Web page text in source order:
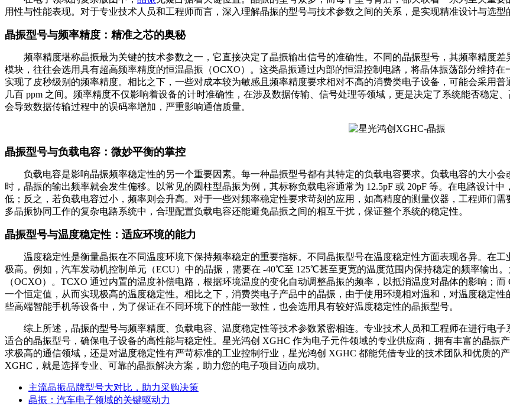
用性与性能表现。对于专业技术人员和工程师而言，深入理解晶振的型号与技术参数之间的关系，是实现精准设计与选型
晶振型号与频率精度：精准之芯的奥秘
频率精度堪称晶振最为关键的技术参数之一，它直接决定了晶振输出信号的准确性。不同的晶振型号，其频率精度差
模块，往往会选用具有超高频率精度的恒温晶振（OCXO）。这类晶振通过内部的恒温控制电路，将晶体振荡部分维持
实现了皮秒级别的频率精度。相比之下，一些对成本较为敏感且频率精度要求相对不高的消费类电子设备，可能会采用普
几百 ppm 之间。频率精度不仅影响着设备的计时准确性，在涉及数据传输、信号处理等领域，更是决定了系统能否稳定
会导致数据传输过程中的误码率增加，严重影响通信质量。
晶振型号与负载电容：微妙平衡的掌控
负载电容是影响晶振频率稳定性的另一个重要因素。每一种晶振型号都有其特定的负载电容要求。负载电容的大小会
时，晶振的输出频率就会发生偏移。以常见的圆柱型晶振为例，其标称负载电容通常为 12.5pF 或 20pF 等。在电路设计
低；反之，若负载电容过小，频率则会升高。对于一些对频率稳定性要求苛刻的应用，如高精度的测量仪器，工程师们
多晶振协同工作的复杂电路系统中，合理配置负载电容还能避免晶振之间的相互干扰，保证整个系统的稳定性。
晶振型号与温度稳定性：适应环境的能力
温度稳定性是衡量晶振在不同温度环境下保持频率稳定的重要指标。不同晶振型号在温度稳定性方面表现各异。在工
极高。例如，汽车发动机控制单元（ECU）中的晶振，需要在 -40℃至 125℃甚至更宽的温度范围内保持稳定的频率输出
（OCXO）。TCXO 通过内置的温度补偿电路，根据环境温度的变化自动调整晶振的频率，以抵消温度对晶体的影响；
一个恒定值，从而实现极高的温度稳定性。相比之下，消费类电子产品中的晶振，由于使用环境相对温和，对温度稳定
些高端智能手机等设备中，为了保证在不同环境下的性能一致性，也会选用具有较好温度稳定性的晶振型号。
综上所述，晶振的型号与频率精度、负载电容、温度稳定性等技术参数紧密相连。专业技术人员和工程师在进行电子
适合的晶振型号，确保电子设备的高性能与稳定性。星光鸿创 XGHC 作为电子元件领域的专业供应商，拥有丰富的晶振
求极高的通信领域，还是对温度稳定性有严苛标准的工业控制行业，星光鸿创 XGHC 都能凭借专业的技术团队和优质的
XGHC，就是选择专业、可靠的晶振解决方案，助力您的电子项目迈向成功。
主流晶振品牌型号大对比，助力采购决策
晶振：汽车电子领域的关键驱动力